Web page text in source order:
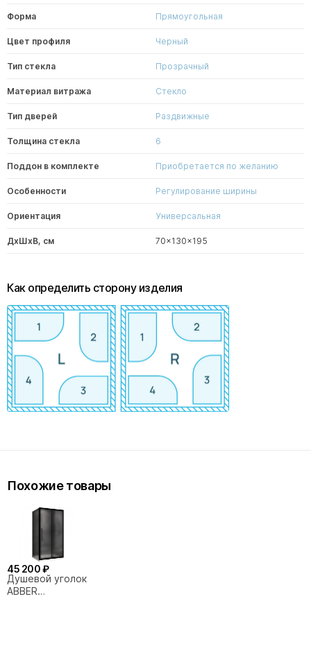
Форма Прямоугольная
Цвет профиля Черный
Тип стекла Прозрачный
Материал витража Стекло
Тип дверей Раздвижные
Толщина стекла 6
Поддон в комплекте Приобретается по желанию
Особенности Регулирование ширины
Ориентация Универсальная
ДxШxВ, см 70x130x195
Как определить сторону изделия
Похожие товары
45 200 ₽
Душевой уголок
ABBER